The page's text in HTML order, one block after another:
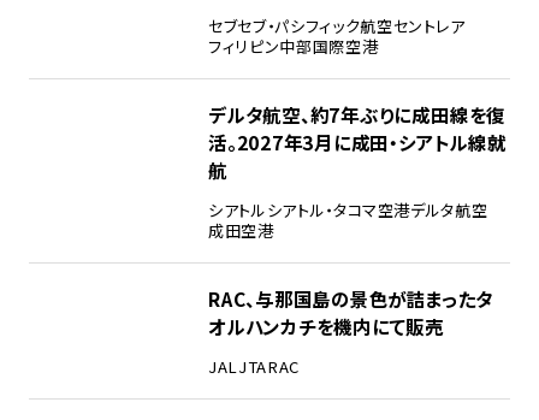
セブセブ・パシフィック航空セントレア
フィリピン中部国際空港
デルタ航空、約7年ぶりに成田線を復
活。2027年3月に成田・シアトル線就
航
シアトルシアトル・タコマ空港デルタ航空
成田空港
RAC、与那国島の景色が詰まったタ
オルハンカチを機内にて販売
JALJTARAC